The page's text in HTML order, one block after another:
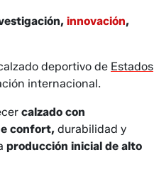
innovación,
deportivo de Estados
internacional.
calzado con
confort, durabilidad y
producción inicial de alto